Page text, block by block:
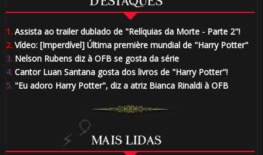
1.Assista ao trailer dublado de "Relíquias da Morte - Parte 2"!
2.Vídeo: [Imperdível] Última première mundial de "Harry Potter"
3.Nelson Rubens diz à OFB se gosta da série
4.Cantor Luan Santana gosta dos livros de "Harry Potter"!
5."Eu adoro Harry Potter", diz a atriz Bianca Rinaldi à OFB
MAIS LIDAS
⚡